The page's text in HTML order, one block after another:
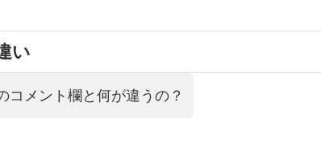
い
コメント欄と何が違うの？